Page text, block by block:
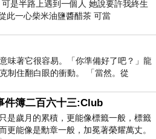
是半路上遇到一個人 她說要許我終生
此一心柴米油鹽醬醋茶 可當
味著它很容易。「你準備好了吧？」龍
制住翻白眼的衝動。 「當然。從
件簿二百六十三:Club
是歲月的累積，更能像標籤一般，標籤
更能像是勳章一般，加冕著榮耀萬丈。